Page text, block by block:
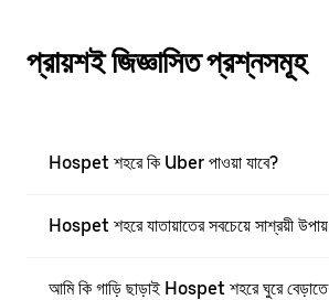
প্রায়শই জিজ্ঞাসিত প্রশ্নসমূহ
Hospet শহরে কি Uber পাওয়া যাবে?
Hospet শহরে যাতায়াতের সবচেয়ে সাশ্রয়ী
আমি কি গাড়ি ছাড়াই Hospet শহরে ঘুরে